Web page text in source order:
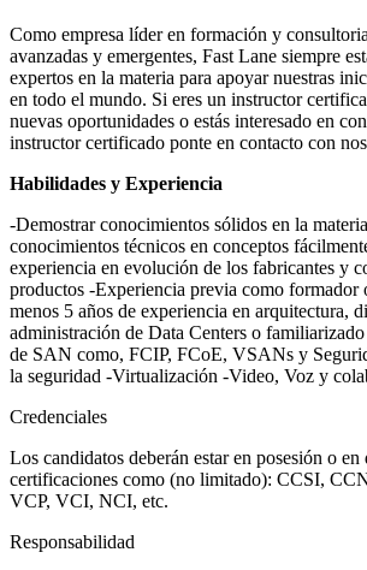
Como empresa líder en formación y
avanzadas y emergentes, Fast Lane siempre
expertos en la materia para apoyar nuestras
en todo el mundo. Si eres un instructor
nuevas oportunidades o estás interesado en
instructor certificado ponte en contacto con
Habilidades y Experiencia
-Demostrar conocimientos sólidos en la
conocimientos técnicos en conceptos
experiencia en evolución de los fabricantes y
productos -Experiencia previa como formador
menos 5 años de experiencia en arquitectura,
administración de Data Centers o
de SAN como, FCIP, FCoE, VSANs y
la seguridad -Virtualización -Video, Voz y
Credenciales
Los candidatos deberán estar en posesión o en
certificaciones como (no limitado): CCSI,
VCP, VCI, NCI, etc.
Responsabilidad